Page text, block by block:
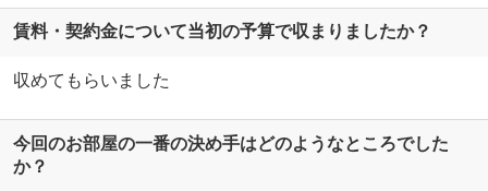
賃料・契約金について当初の予算で収まりましたか？
収めてもらいました
今回のお部屋の一番の決め手はどのようなところでした
か？